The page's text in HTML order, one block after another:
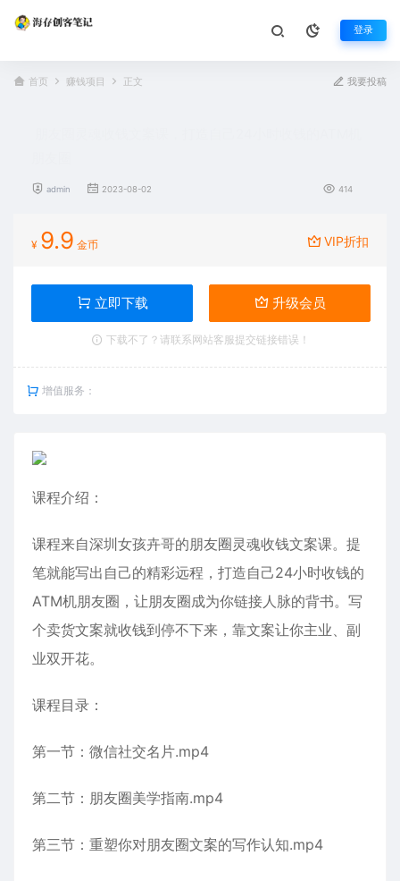
登录
首页 赚钱项目 正文 我要投稿
admin 2023-08-02 414
¥ 9.9 金币 VIP折扣
立即下载 升级会员
下载不了？请联系网站客服提交链接错误！
增值服务：
课程介绍：
课程来自深圳女孩卉哥的朋友圈灵魂收钱文案课。提
笔就能写出自己的精彩远程，打造自己24小时收钱的
ATM机朋友圈，让朋友圈成为你链接人脉的背书。写
个卖货文案就收钱到停不下来，靠文案让你主业、副
业双开花。
课程目录：
第一节：微信社交名片.mp4
第二节：朋友圈美学指南.mp4
第三节：重塑你对朋友圈文案的写作认知.mp4